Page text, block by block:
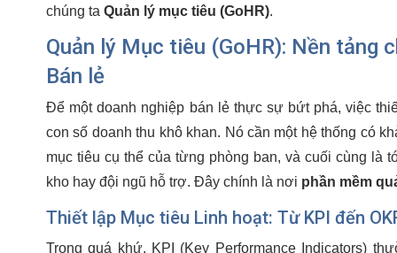
chúng ta Quản lý mục tiêu (GoHR).
Quản lý Mục tiêu (GoHR): Nền tảng
Bán lẻ
Để một doanh nghiệp bán lẻ thực sự bứt phá, việc
con số doanh thu khô khan. Nó cần một hệ thống có
mục tiêu cụ thể của từng phòng ban, và cuối cùng là
kho hay đội ngũ hỗ trợ. Đây chính là nơi phần mềm
Thiết lập Mục tiêu Linh hoạt: Từ KPI đến
Trong quá khứ, KPI (Key Performance Indicators)